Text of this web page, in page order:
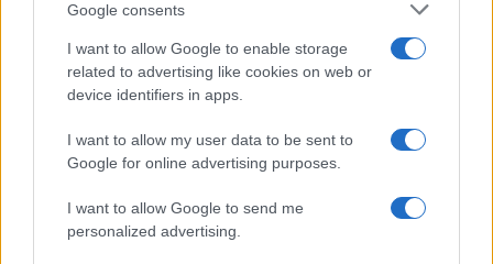
Google consents
I want to allow Google to enable storage
related to advertising like cookies on web or
device identifiers in apps.
I want to allow my user data to be sent to
Google for online advertising purposes.
I want to allow Google to send me
personalized advertising.